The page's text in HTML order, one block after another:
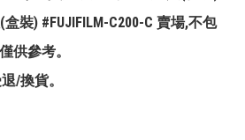
盒裝) #FUJIFILM-C200-C 賣場,不包
供參考。
/換貨。